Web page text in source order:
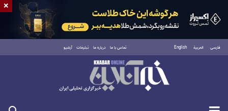
فارسی العربية English تماس با ما درباره ما تبلیغات آرشیو
پنجشنبه ۱۵ مرداد ۱۴۰۵
×